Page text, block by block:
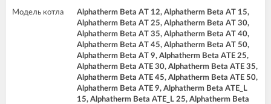
Модель котла
Alphatherm Beta AT 12, Alphatherm Beta AT 15,
Alphatherm Beta AT 25, Alphatherm Beta AT 30,
Alphatherm Beta AT 35, Alphatherm Beta AT 40,
Alphatherm Beta AT 45, Alphatherm Beta AT 50,
Alphatherm Beta AT 9, Alphatherm Beta ATE 25,
Alphatherm Beta ATE 30, Alphatherm Beta ATE 35,
Alphatherm Beta ATE 45, Alphatherm Beta ATE 50,
Alphatherm Beta ATE 9, Alphatherm Beta ATE_L
15, Alphatherm Beta ATE_L 25, Alphatherm Beta